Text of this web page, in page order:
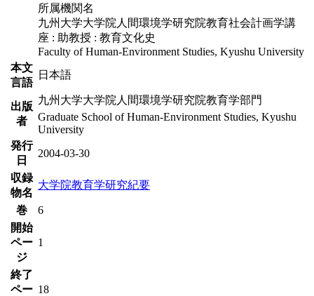
所属機関名
九州大学大学院人間環境学研究院教育社会計画学講
座 : 助教授 : 教育文化史
Faculty of Human-Environment Studies, Kyushu University
本文
言語
日本語
出版
者
九州大学大学院人間環境学研究院教育学部門
Graduate School of Human-Environment Studies, Kyushu
University
発行
日
2004-03-30
収録
物名
大学院教育学研究紀要
巻
6
開始
ペー
ジ
1
終了
ペー 18